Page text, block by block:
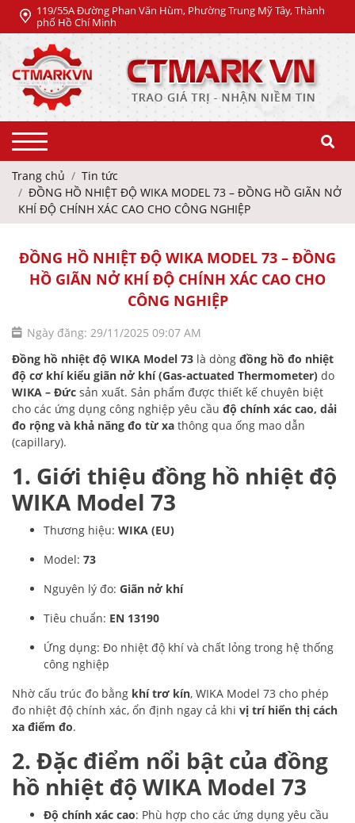
119/55A Đường Phan Văn Hùm, Phường Trung Mỹ Tây, Thành
phố Hồ Chí Minh
Trang chủ
Tin tức
ĐỒNG HỒ NHIỆT ĐỘ WIKA MODEL 73 – ĐỒNG HỒ GIÃN NỞ
KHÍ ĐỘ CHÍNH XÁC CAO CHO CÔNG NGHIỆP
ĐỒNG HỒ NHIỆT ĐỘ WIKA MODEL 73 – ĐỒNG
HỒ GIÃN NỞ KHÍ ĐỘ CHÍNH XÁC CAO CHO
CÔNG NGHIỆP
Ngày đăng: 29/11/2025 09:07 AM
Đồng hồ nhiệt độ WIKA Model 73 là dòng đồng hồ đo nhiệt
độ cơ khí kiểu giãn nở khí (Gas-actuated Thermometer) do
WIKA – Đức sản xuất. Sản phẩm được thiết kế chuyên biệt
cho các ứng dụng công nghiệp yêu cầu độ chính xác cao, dải
đo rộng và khả năng đo từ xa thông qua ống mao dẫn
(capillary).
1. Giới thiệu đồng hồ nhiệt độ
WIKA Model 73
Thương hiệu: WIKA (EU)
Model: 73
Nguyên lý đo: Giãn nở khí
Tiêu chuẩn: EN 13190
Ứng dụng: Đo nhiệt độ khí và chất lỏng trong hệ thống
công nghiệp
Nhờ cấu trúc đo bằng khí trơ kín, WIKA Model 73 cho phép
đo nhiệt độ chính xác, ổn định ngay cả khi vị trí hiển thị cách
xa điểm đo.
2. Đặc điểm nổi bật của đồng
hồ nhiệt độ WIKA Model 73
Độ chính xác cao: Phù hợp cho các ứng dụng yêu cầu